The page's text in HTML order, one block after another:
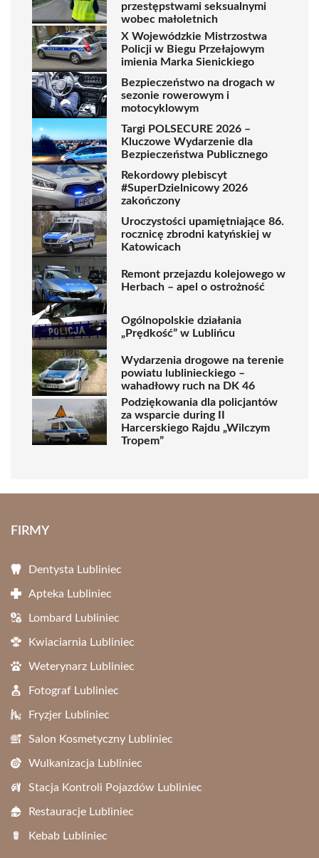
przestępstwami seksualnymi
wobec małoletnich
X Wojewódzkie Mistrzostwa
Policji w Biegu Przełajowym
imienia Marka Sienickiego
Bezpieczeństwo na drogach w
sezonie rowerowym i
motocyklowym
Targi POLSECURE 2026 –
Kluczowe Wydarzenie dla
Bezpieczeństwa Publicznego
Rekordowy plebiscyt
#SuperDzielnicowy 2026
zakończony
Uroczystości upamiętniające 86.
rocznicę zbrodni katyńskiej w
Katowicach
Remont przejazdu kolejowego w
Herbach – apel o ostrożność
Ogólnopolskie działania
„Prędkość” w Lublińcu
Wydarzenia drogowe na terenie
powiatu lublinieckiego –
wahadłowy ruch na DK 46
Podziękowania dla policjantów
za wsparcie during II
Harcerskiego Rajdu „Wilczym
Tropem”
FIRMY
Dentysta Lubliniec
Apteka Lubliniec
Lombard Lubliniec
Kwiaciarnia Lubliniec
Weterynarz Lubliniec
Fotograf Lubliniec
Fryzjer Lubliniec
Salon Kosmetyczny Lubliniec
Wulkanizacja Lubliniec
Stacja Kontroli Pojazdów Lubliniec
Restauracje Lubliniec
Kebab Lubliniec